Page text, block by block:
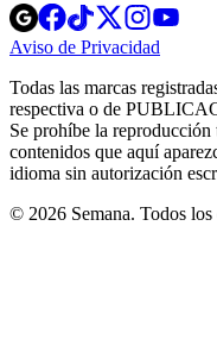
Opens
in
new
Opens
in
new
Opens
in
new
window
Opens
new
window
Aviso de Privacidad
new
Todas las marcas
respectiva o de
Se prohíbe la
contenidos que aquí
idioma sin autorización
© 2026 Semana. Todos los